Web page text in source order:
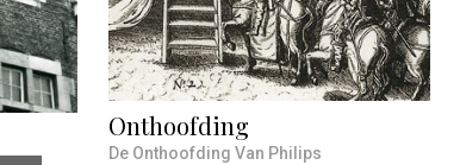
Onthoofding
De Onthoofding Van Philips